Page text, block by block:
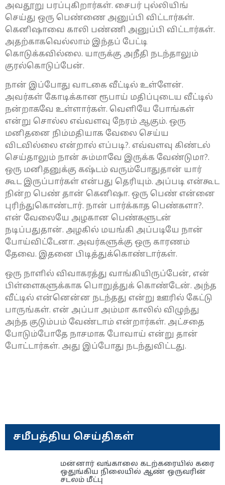
அவதூறு பரப்புகிறார்கள். சைபர் புல்லியிங்
செய்து ஒரு பெண்ணை அனுப்பி விட்டார்கள்.
கெனிஷாவை காலி பண்ணி அனுப்பி விட்டார்கள்.
அதற்காகவெல்லாம் இந்தப் பேட்டி
கொடுக்கவில்லை. யாருக்கு அநீதி நடந்தாலும்
குரல்கொடுப்பேன்.
நான் இப்போது வாடகை வீட்டில் உள்ளேன்.
அவர்கள் கோடிக்கான ரூபாய் மதிப்புடைய வீட்டில்
நன்றாகவே உள்ளார்கள். வெளியே போங்கள்
என்று சொல்ல எவ்வளவு நேரம் ஆகும். ஒரு
மனிதனை நிம்மதியாக வேலை செய்ய
விடவில்லை என்றால் எப்படி?. எவ்வளவு கிண்டல்
செய்தாலும் நான் சும்மாவே இருக்க வேண்டுமா?.
ஒரு மனிதனுக்கு கஷ்டம் வரும்போதுதான் யார்
கூட இருப்பார்கள் என்பது தெரியும். அப்படி என்கூட
நின்ற பெண் தான் கெனிஷா. ஒரு பெண் என்னை
புரிந்துகொண்டார். நான் பார்க்காத பெண்களா?.
என் வேலையே அழகான பெண்களுடன்
நடிப்பதுதான். அழகில் மயங்கி அப்படியே நான்
போய்விட்டேனா. அவர்களுக்கு ஒரு காரணம்
தேவை. இதனை பிடித்துக்கொண்டார்கள்.
ஒரு நாளில் விவாகரத்து வாங்கியிருப்பேன், என்
பிள்ளைகளுக்காக பொறுத்துக் கொண்டேன். அந்த
வீட்டில் என்னென்ன நடந்தது என்று ஊரில் கேட்டு
பாருங்கள். என் அப்பா அம்மா காலில் விழுந்து
அந்த குடும்பம் வேண்டாம் என்றார்கள். அட்சதை
போடும்போதே நாசமாக போவாய் என்று தான்
போட்டார்கள். அது இப்போது நடந்துவிட்டது.
சமீபத்திய செய்திகள்
மன்னார் வங்காலை கடற்கரையில் கரை
ஒதுங்கிய நிலையில் ஆண் ஒருவரின்
சடலம் மீட்பு